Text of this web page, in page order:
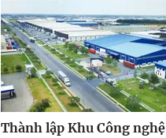
Thành lập Khu Công nghệ